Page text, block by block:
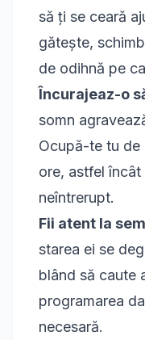
să ți se ceară
gătește,
de odihnă pe
Încurajeaz-o
somn
Ocupă-te tu de
ore, astfel
neîntrerupt.
Fii atent la
starea ei se
blând să caute
programarea
necesară.